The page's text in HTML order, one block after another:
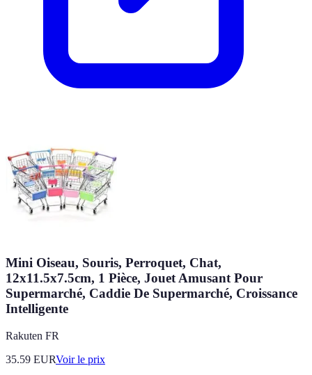
Mini Oiseau, Souris, Perroquet, Chat,
12x11.5x7.5cm, 1 Pièce, Jouet Amusant Pour
Supermarché, Caddie De Supermarché, Croissance
Intelligente
Rakuten FR
35.59 EURVoir le prix